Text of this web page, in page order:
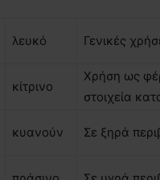
λευκό Γενικές
κίτρινο
Χρήση ως
στοιχεία
κυανούν Σε ξηρά